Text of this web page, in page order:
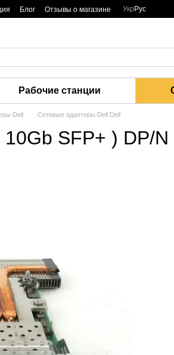
Блог Отзывы о магазине Укр Рус
Рабочие станции
Dell Сетевые адаптеры Dell Dell
SFP+ ) DP/